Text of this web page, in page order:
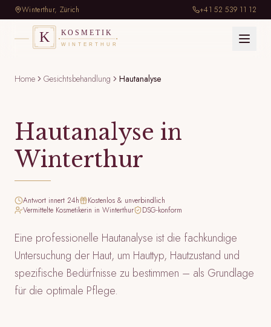
Winterthur, Zürich +41 52 539 11 12
Home Gesichtsbehandlung Hautanalyse
Hautanalyse in
Winterthur
Antwort innert 24h
Kostenlos & unverbindlich
Vermittelte Kosmetikerin in Winterthur
DSG-konform
Eine professionelle Hautanalyse ist die fachkundige
Untersuchung der Haut, um Hauttyp, Hautzustand und
spezifische Bedürfnisse zu bestimmen – als Grundlage
für die optimale Pflege.